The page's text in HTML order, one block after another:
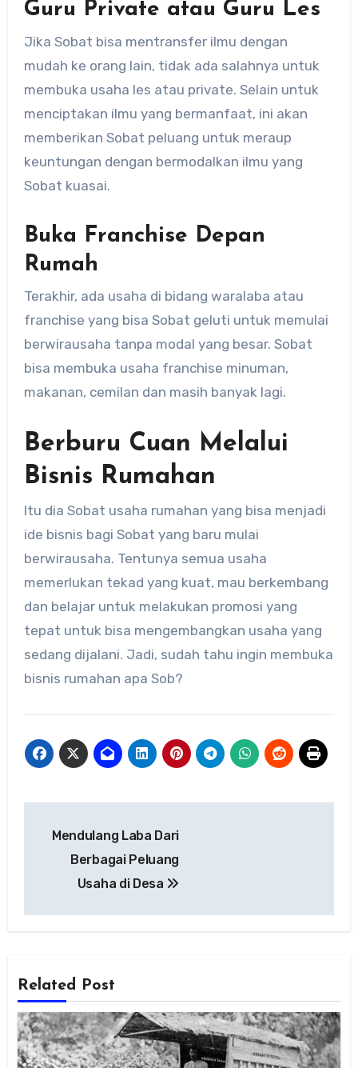
Guru Private atau Guru Les
Jika Sobat bisa mentransfer ilmu dengan
mudah ke orang lain, tidak ada salahnya untuk
membuka usaha les atau private. Selain untuk
menciptakan ilmu yang bermanfaat, ini akan
memberikan Sobat peluang untuk meraup
keuntungan dengan bermodalkan ilmu yang
Sobat kuasai.
Buka Franchise Depan
Rumah
Terakhir, ada usaha di bidang waralaba atau
franchise yang bisa Sobat geluti untuk memulai
berwirausaha tanpa modal yang besar. Sobat
bisa membuka usaha franchise minuman,
makanan, cemilan dan masih banyak lagi.
Berburu Cuan Melalui
Bisnis Rumahan
Itu dia Sobat usaha rumahan yang bisa menjadi
ide bisnis bagi Sobat yang baru mulai
berwirausaha. Tentunya semua usaha
memerlukan tekad yang kuat, mau berkembang
dan belajar untuk melakukan promosi yang
tepat untuk bisa mengembangkan usaha yang
sedang dijalani. Jadi, sudah tahu ingin membuka
bisnis rumahan apa Sob?
Mendulang Laba Dari
Berbagai Peluang
Usaha di Desa
Related Post